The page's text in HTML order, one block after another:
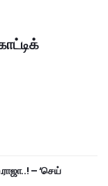
– ‘செய்